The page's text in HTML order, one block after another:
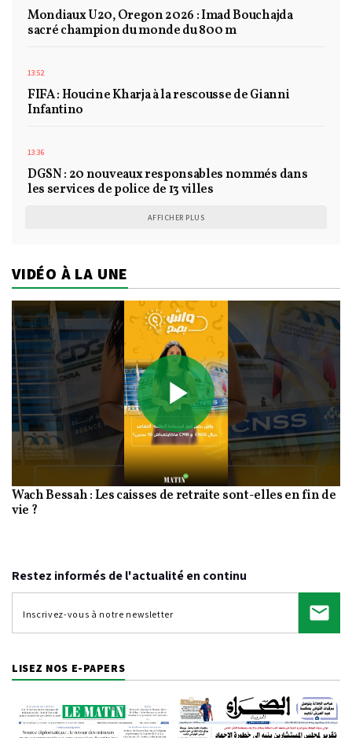
Mondiaux U20, Oregon 2026 : Imad Bouchajda
sacré champion du monde du 800 m
13:52
FIFA : Houcine Kharja à la rescousse de Gianni
Infantino
13:36
DGSN : 20 nouveaux responsables nommés dans
les services de police de 13 villes
AFFICHER PLUS
VIDÉO À LA UNE
Play
Video
Wach Bessah : Les caisses de retraite sont-elles en fin de
vie ?
Restez informés de l'actualité en continu
LISEZ NOS E-PAPERS